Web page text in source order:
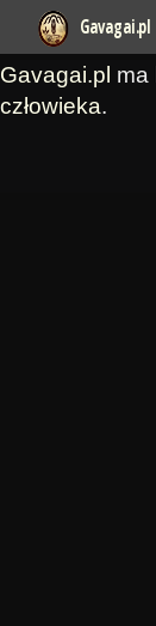
Gavagai.pl
Gavagai.pl ma
człowieka.